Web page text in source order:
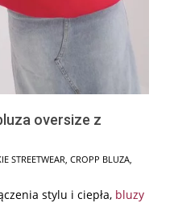
oversize z
STREETWEAR CROPP BLUZA
stylu i ciepła, bluzy